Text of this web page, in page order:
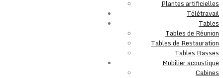
Plantes artificielles
Télétravail
Tables
Tables de Réunion
Tables de Restauration
Tables Basses
Mobilier acoustique
Cabines